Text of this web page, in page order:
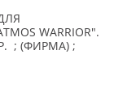
WARRIOR".
; (ФИРМА) ;